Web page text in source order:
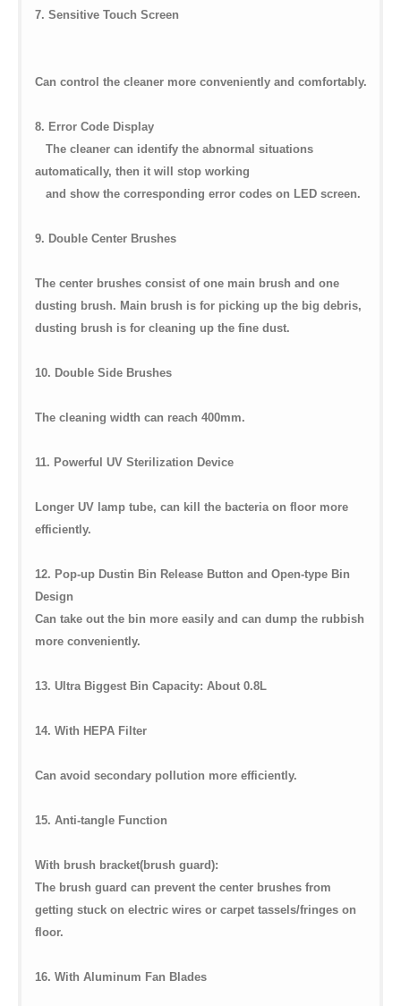
7. Sensitive Touch Screen
Can control the cleaner more conveniently and comfortably.
8. Error Code Display
The cleaner can identify the abnormal situations
automatically, then it will stop working
and show the corresponding error codes on LED screen.
9. Double Center Brushes
The center brushes consist of one main brush and one
dusting brush. Main brush is for picking up the big debris,
dusting brush is for cleaning up the fine dust.
10. Double Side Brushes
The cleaning width can reach 400mm.
11. Powerful UV Sterilization Device
Longer UV lamp tube, can kill the bacteria on floor more
efficiently.
12. Pop-up Dustin Bin Release Button and Open-type Bin
Design
Can take out the bin more easily and can dump the rubbish
more conveniently.
13. Ultra Biggest Bin Capacity: About 0.8L
14. With HEPA Filter
Can avoid secondary pollution more efficiently.
15. Anti-tangle Function
With brush bracket(brush guard):
The brush guard can prevent the center brushes from
getting stuck on electric wires or carpet tassels/fringes on
floor.
16. With Aluminum Fan Blades